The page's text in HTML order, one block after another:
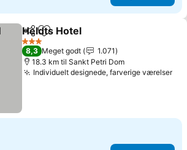
Del Føj til favoritter
Heldts Hotel
3 Stjerner
8,3 Meget godt
1.071
18.3 km til Sankt Petri Dom
Individuelt designede, farverige værelser